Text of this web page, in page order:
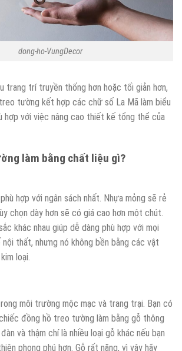
dong-ho-VungDecor
trang trí truyền thống hơn hoặc tối giản hơn,
tường kết hợp các chữ số La Mã làm biểu
hợp với việc nâng cao thiết kế tổng thể của
làm bằng chất liệu gì?
hợp với ngân sách nhất. Nhựa mỏng sẽ rẻ
chọn dày hơn sẽ có giá cao hơn một chút.
khác nhau giúp dễ dàng phù hợp với mọi
thất, nhưng nó không bền bằng các vật
loại.
môi trường mộc mạc và trang trại. Bạn có
đồng hồ treo tường làm bằng gỗ thông
và thậm chí là nhiều loại gỗ khác nếu bạn
phong phú hơn. Gỗ rất nặng, vì vậy hãy